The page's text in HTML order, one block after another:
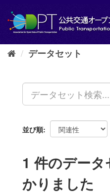
し
データセット
並び順
1 件のデー
かりました